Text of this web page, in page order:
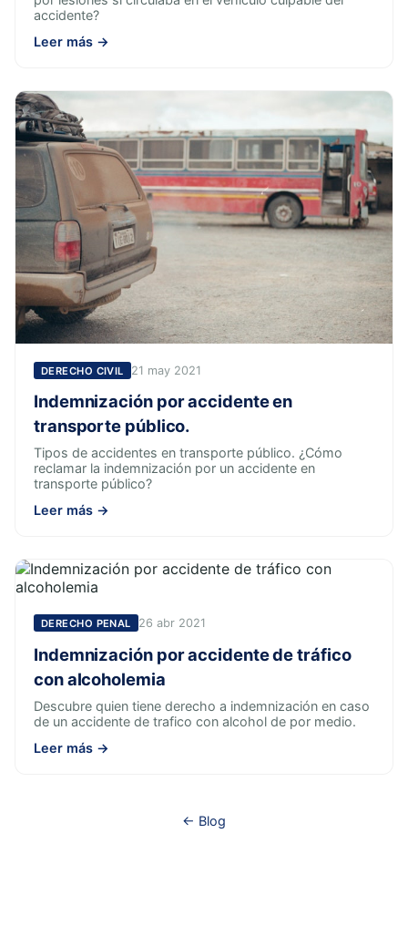
accidente?
Leer más →
DERECHO CIVIL 21 may 2021
Indemnización por accidente en
transporte público.
Tipos de accidentes en transporte público. ¿Cómo
reclamar la indemnización por un accidente en
transporte público?
Leer más →
DERECHO PENAL 26 abr 2021
Indemnización por accidente de tráfico
con alcoholemia
Descubre quien tiene derecho a indemnización en caso
de un accidente de trafico con alcohol de por medio.
Leer más →
← Blog